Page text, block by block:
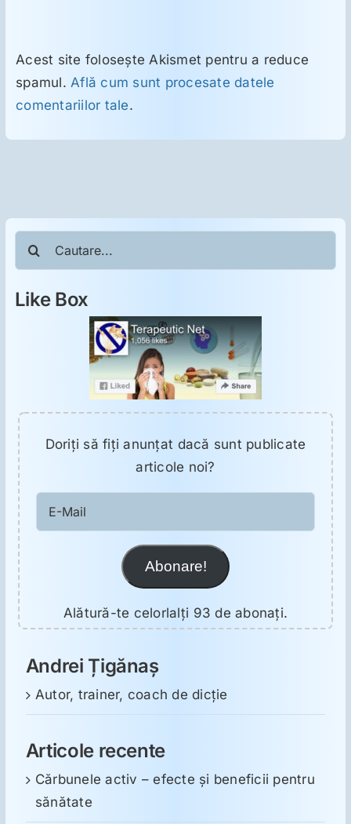
Acest site folosește Akismet pentru a reduce
spamul.Află cum sunt procesate datele
comentariilor tale.
Like Box
Doriţi să fiţi anunţat dacă sunt publicate
articole noi?
Mail
Abonare!
Alătură-te celorlalți 93 de abonați.
Andrei Țigănaș
Autor, trainer, coach de dicție
Articole recente
Cărbunele activ – efecte și beneficii pentru
sănătate